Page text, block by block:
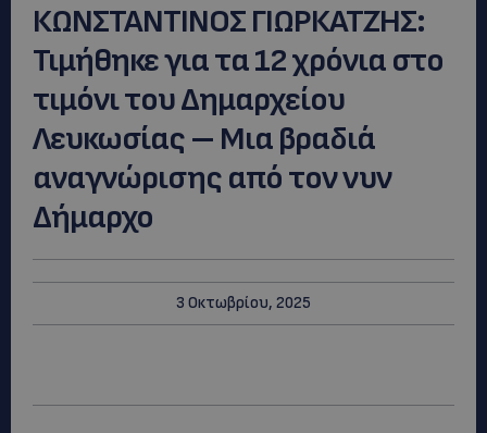
ΚΩΝΣΤΑΝΤΙΝΟΣ ΓΙΩΡΚΑΤΖΗΣ:
Τιμήθηκε για τα 12 χρόνια στο
τιμόνι του Δημαρχείου
Λευκωσίας – Μια βραδιά
αναγνώρισης από τον νυν
Δήμαρχο
3 Οκτωβρίου, 2025